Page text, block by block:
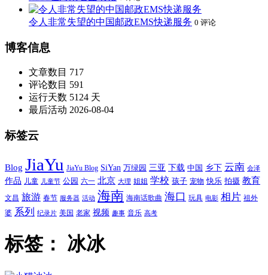
令人非常失望的中国邮政EMS快递服务 0 评论
博客信息
文章数目 717
评论数目 591
运行天数 5124 天
最后活动 2026-08-04
标签云
Blog JiaYu JiaYu Blog SiYan 万绿园 三亚 下载 中国 乡下 云南 会泽
作品 儿童 儿童节 公园 六一 北京 大理 姐姐 学校 孩子 宠物 快乐 拍摄 教育
文昌 旅游 春节 服务器 活动 海南 海南话歌曲 海口 玩具 电影 相片 祖外
婆 系列 纪录片 美国 老家 视频 趣事 音乐 高考
标签： 冰冰